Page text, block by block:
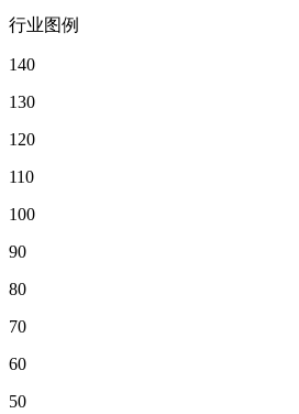
行业图例
140
130
120
110
100
90
80
70
60
50